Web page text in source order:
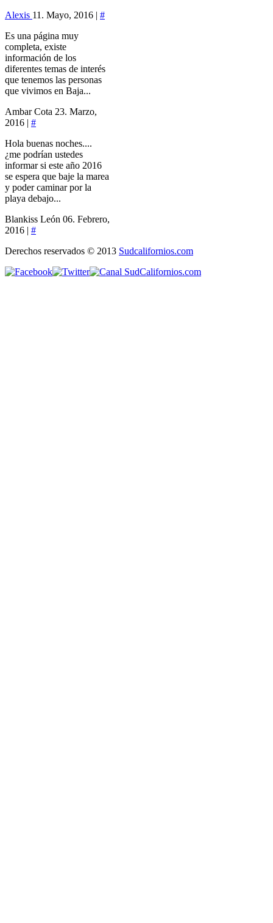
Alexis 11. Mayo, 2016 | #
Es una página muy
completa, existe
información de los
diferentes temas de interés
que tenemos las personas
que vivimos en Baja...
Ambar Cota 23. Marzo,
2016 | #
Hola buenas noches....
¿me podrían ustedes
informar si este año 2016
se espera que baje la marea
y poder caminar por la
playa debajo...
Blankiss León 06. Febrero,
2016 | #
Derechos reservados © 2013 Sudcalifornios.com